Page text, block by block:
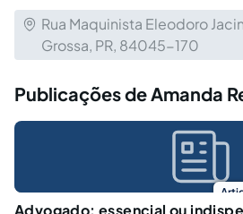
Rua Maquinista Eleodoro
Grossa, PR, 84045-170
Publicações de Amanda
Advogado: essencial ou